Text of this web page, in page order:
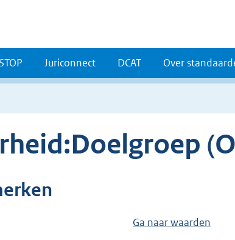
STOP Juriconnect DCAT Over
Ga naar waarden